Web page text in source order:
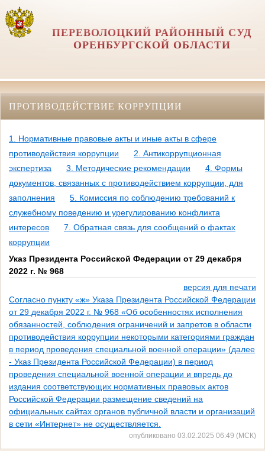
ПЕРЕВОЛОЦКИЙ РАЙОННЫЙ СУД
ОРЕНБУРГСКОЙ ОБЛАСТИ
ПРОТИВОДЕЙСТВИЕ КОРРУПЦИИ
1. Нормативные правовые акты и иные акты в сфере
противодействия коррупции
2. Антикоррупционная
экспертиза
3. Методические рекомендации
4. Формы
документов, связанных с противодействием коррупции, для
заполнения
5. Комиссия по соблюдению требований к
служебному поведению и урегулированию конфликта
интересов
7. Обратная связь для сообщений о фактах
коррупции
Указ Президента Российской Федерации от 29 декабря
2022 г. № 968
версия для печати
Согласно пункту «ж» Указа Президента Российской Федерации
от 29 декабря 2022 г. № 968 «Об особенностях исполнения
обязанностей, соблюдения ограничений и запретов в области
противодействия коррупции некоторыми категориями граждан
в период проведения специальной военной операции» (далее
- Указ Президента Российской Федерации) в период
проведения специальной военной операции и впредь до
издания соответствующих нормативных правовых актов
Российской Федерации размещение сведений на
официальных сайтах органов публичной власти и организаций
в сети «Интернет» не осуществляется.
опубликовано 03.02.2025 06:49 (МСК)